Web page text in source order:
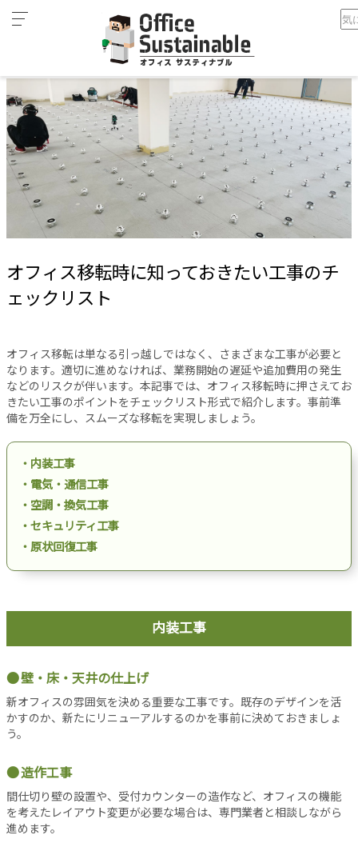
リ
オ
フ
ィ
具
テ
ワ
ー
ク
間
設
備
オ
フ
ィ
ス
工
事
リ
ノ
ベ
ー
ョ
パ
テ
ー
シ
オ
フ
ィ
ス
オフィス移転時に知っておきたい工事のチェックリスト
オフィス移転時に知っておきたい工事のチ
ェックリスト
オフィス移転は単なる引っ越しではなく、さまざまな工事が必要と
なります。適切に進めなければ、業務開始の遅延や追加費用の発生
などのリスクが伴います。本記事では、オフィス移転時に押さえてお
きたい工事のポイントをチェックリスト形式で紹介します。事前準
備を万全にし、スムーズな移転を実現しましょう。
・内装工事
・電気・通信工事
・空調・換気工事
・セキュリティ工事
・原状回復工事
内装工事
壁・床・天井の仕上げ
新オフィスの雰囲気を決める重要な工事です。既存のデザインを活
かすのか、新たにリニューアルするのかを事前に決めておきましょ
う。
造作工事
間仕切り壁の設置や、受付カウンターの造作など、オフィスの機能
を考えたレイアウト変更が必要な場合は、専門業者と相談しながら
進めます。